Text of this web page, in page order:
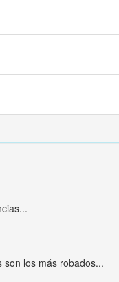
son los más robados...